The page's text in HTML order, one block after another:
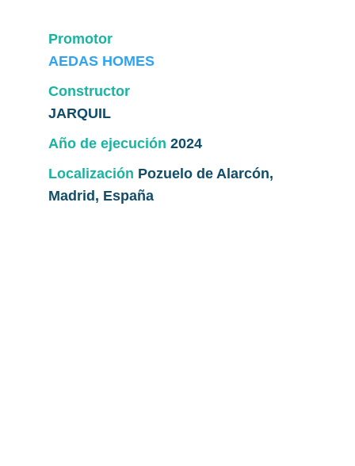
Promotor
AEDAS HOMES
Constructor
JARQUIL
Año de ejecución 2024
Localización Pozuelo de Alarcón,
Madrid, España